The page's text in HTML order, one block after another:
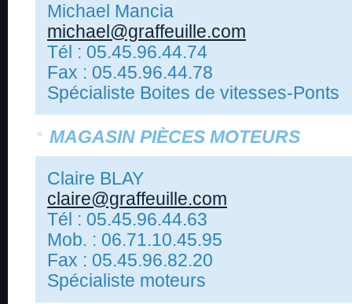
Michael Mancia
michael@graffeuille.com
Tél : 05.45.96.44.74
Fax : 05.45.96.44.78
Spécialiste Boites de vitesses-Ponts
MAGASIN PIÈCES MOTEURS
Claire BLAY
claire@graffeuille.com
Tél : 05.45.96.44.63
Mob. : 06.71.10.45.95
Fax : 05.45.96.82.20
Spécialiste moteurs